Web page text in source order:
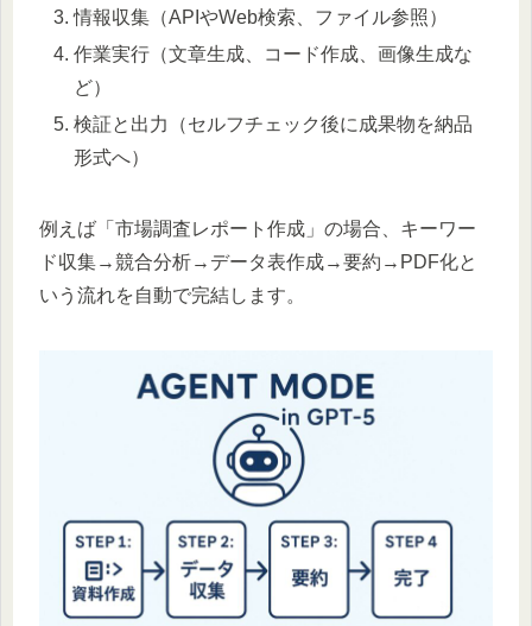
情報収集（APIやWeb検索、ファイル参照）
作業実行（文章生成、コード作成、画像生成な
ど）
検証と出力（セルフチェック後に成果物を納品
形式へ）
例えば「市場調査レポート作成」の場合、キーワー
ド収集→競合分析→データ表作成→要約→PDF化と
いう流れを自動で完結します。